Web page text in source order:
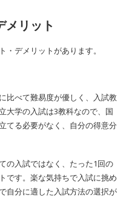
メリット
デメリットがあります。
比べて難易度が優しく、入試教
大学の入試は3教科なので、国
てる必要がなく、自分の得意分
の入試ではなく、たった1回の
です。楽な気持ちで入試に挑め
自分に適した入試方法の選択が